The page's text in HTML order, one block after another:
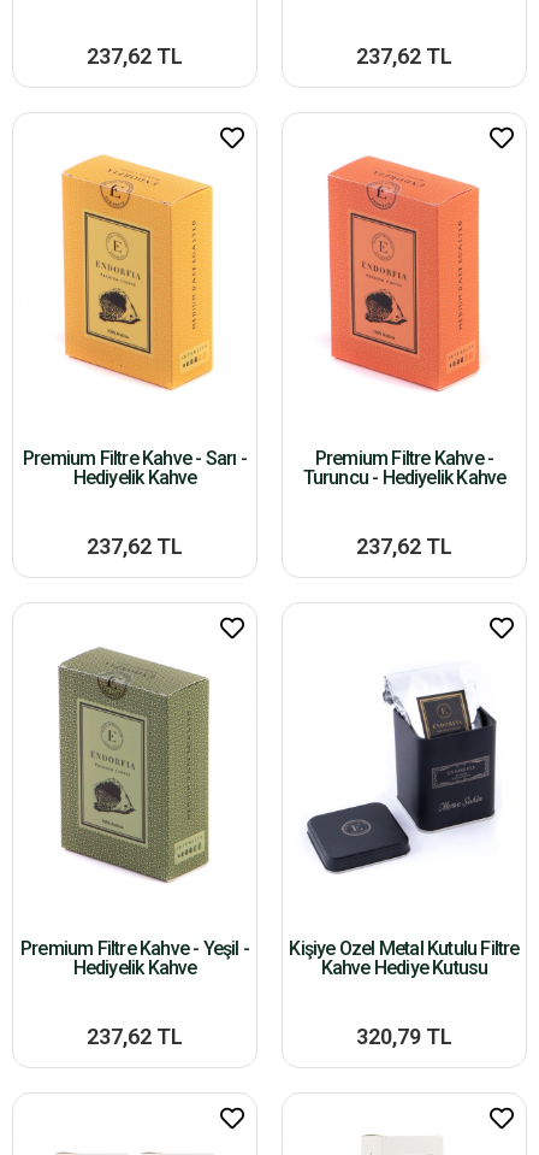
237,62 TL 237,62 TL
Premium Filtre Kahve - Sarı -
Hediyelik Kahve
237,62 TL
Premium Filtre Kahve -
Turuncu - Hediyelik Kahve
237,62 TL
Premium Filtre Kahve - Yeşil -
Hediyelik Kahve
237,62 TL
Kişiye Özel Metal Kutulu Filtre
Kahve Hediye Kutusu
320,79 TL